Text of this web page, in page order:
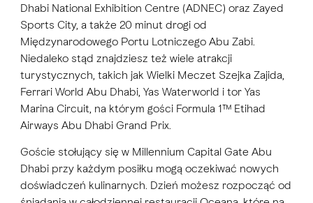
Dhabi National Exhibition Centre (ADNEC) oraz Zayed
Sports City, a także 20 minut drogi od
Międzynarodowego Portu Lotniczego Abu Zabi.
Niedaleko stąd znajdziesz też wiele atrakcji
turystycznych, takich jak Wielki Meczet Szejka Zajida,
Ferrari World Abu Dhabi, Yas Waterworld i tor Yas
Marina Circuit, na którym gości Formula 1™ Etihad
Airways Abu Dhabi Grand Prix.
Goście stołujący się w Millennium Capital Gate Abu
Dhabi przy każdym posiłku mogą oczekiwać nowych
doświadczeń kulinarnych. Dzień możesz rozpocząć od